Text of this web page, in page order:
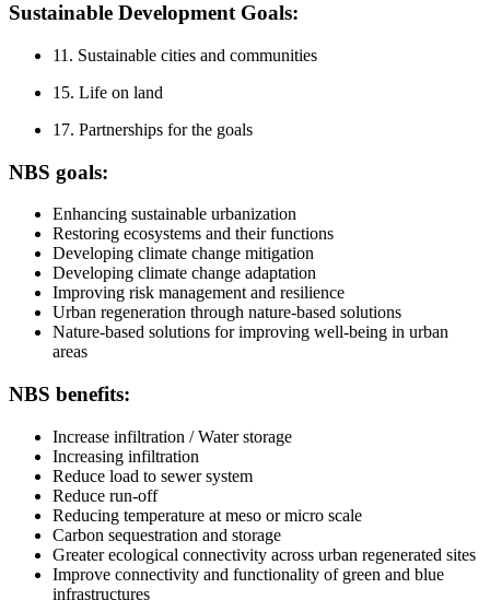
Sustainable Development Goals:
11. Sustainable cities and communities
15. Life on land
17. Partnerships for the goals
NBS goals:
Enhancing sustainable urbanization
Restoring ecosystems and their functions
Developing climate change mitigation
Developing climate change adaptation
Improving risk management and resilience
Urban regeneration through nature-based solutions
Nature-based solutions for improving well-being in urban
areas
NBS benefits:
Increase infiltration / Water storage
Increasing infiltration
Reduce load to sewer system
Reduce run-off
Reducing temperature at meso or micro scale
Carbon sequestration and storage
Greater ecological connectivity across urban regenerated sites
Improve connectivity and functionality of green and blue
infrastructures